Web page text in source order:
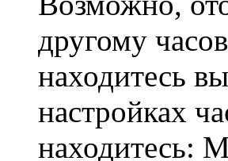
другому
находитесь
настройках
находитесь: